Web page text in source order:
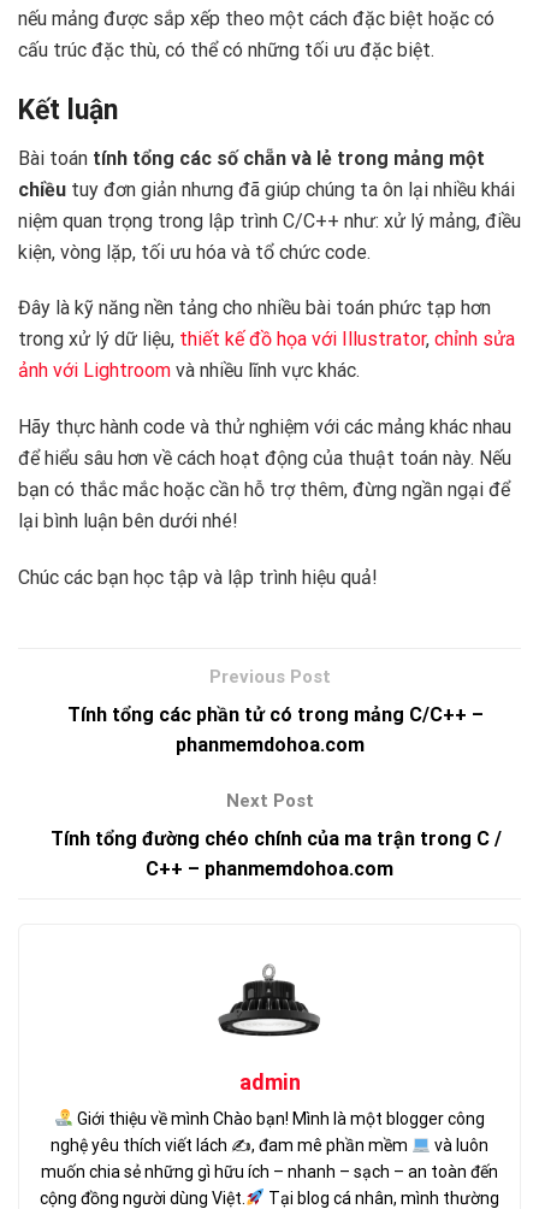
nếu mảng được sắp xếp theo một cách đặc biệt hoặc có
cấu trúc đặc thù, có thể có những tối ưu đặc biệt.
Kết luận
Bài toán tính tổng các số chẵn và lẻ trong mảng một
chiều tuy đơn giản nhưng đã giúp chúng ta ôn lại nhiều khái
niệm quan trọng trong lập trình C/C++ như: xử lý mảng, điều
kiện, vòng lặp, tối ưu hóa và tổ chức code.
Đây là kỹ năng nền tảng cho nhiều bài toán phức tạp hơn
trong xử lý dữ liệu, thiết kế đồ họa với Illustrator, chỉnh sửa
ảnh với Lightroom và nhiều lĩnh vực khác.
Hãy thực hành code và thử nghiệm với các mảng khác nhau
để hiểu sâu hơn về cách hoạt động của thuật toán này. Nếu
bạn có thắc mắc hoặc cần hỗ trợ thêm, đừng ngần ngại để
lại bình luận bên dưới nhé!
Chúc các bạn học tập và lập trình hiệu quả!
Tính tổng các phần tử có trong mảng C/C++ –
phanmemdohoa.com
Tính tổng đường chéo chính của ma trận trong C /
C++ – phanmemdohoa.com
admin
Giới thiệu về mình Chào bạn! Mình là một blogger công
nghệ yêu thích viết lách ✍, đam mê phần mềm
và luôn
muốn chia sẻ những gì hữu ích – nhanh – sạch – an toàn đến
cộng đồng người dùng Việt.
Tại blog cá nhân, mình thường